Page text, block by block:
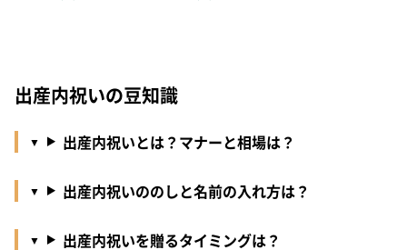
出産内祝いの豆知識
出産内祝いとは？マナーと相場は？
出産内祝いののしと名前の入れ方は？
出産内祝いを贈るタイミングは？